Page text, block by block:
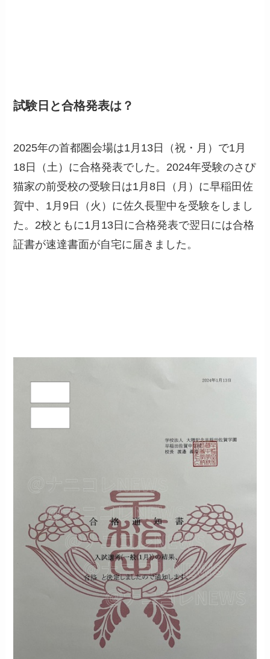
試験日と合格発表は？
2025年の首都圏会場は1月13日（祝・月）で1月
18日（土）に合格発表でした。2024年受験のさぴ
猫家の前受校の受験日は1月8日（月）に早稲田佐
賀中、1月9日（火）に佐久長聖中を受験をしまし
た。2校ともに1月13日に合格発表で翌日には合格
証書が速達書面が自宅に届きました。